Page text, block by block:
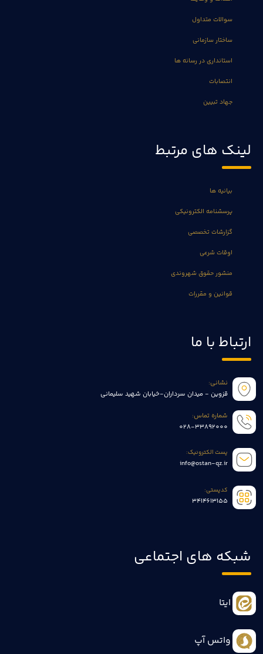
سوالات متداول
ساختار سازمانی
استانداری در رسانه ها
انتصابات
جهاد تبیین
لینک های مرتبط
بیانیه ها
پرسشنامه الکترونیکی
گزارشات تخصصی
اوقات شرعی
منشور حقوق شهروندی
قوانین و مقررات
ارتباط با ما
نشانی:
قزوین - میدان سرداران-خیابان شهید سلیمانی
شماره تماس:
028-33892000
پست الکترونیک:
info@ostan-qz.ir
کدپستی:
3414613155
شبکه های اجتماعی
ایتا
واتس آپ